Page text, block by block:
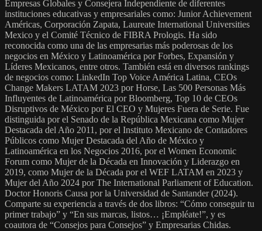
Empresas Globales y Consejera Independiente de diferentes
instituciones educativas y empresariales como: Junior Achievement
Américas, Corporación Zapata, Laureate International Universities
Mexico y el Comité Técnico de FIBRA Prologis. Ha sido
reconocida como una de las empresarias más poderosas de los
negocios en México y Latinoamérica por Forbes, Expansión y
Líderes Mexicanos, entre otros. También está en diversos rankings
de negocios como: LinkedIn Top Voice América Latina, CEOs
Change Makers LATAM 2023 por Horse, Las 500 Personas Más
Influyentes de Latinoamérica por Bloomberg, Top 10 de CEOs
Disruptivos de México por El CEO y Mujeres Fuera de Serie. Fue
distinguida por el Senado de la República Mexicana como Mujer
Destacada del Año 2011, por el Instituto Mexicano de Contadores
Públicos como Mujer Destacada del Año de México y
Latinoamérica en los Negocios 2016, por el Women Economic
Forum como Mujer de la Década en Innovación y Liderazgo en
2019, como Mujer de la Década por el WEF LATAM en 2023 y
Mujer del Año 2024 por The International Parliament of Education.
Doctor Honoris Causa por la Universidad de Santander (2024).
Comparte su experiencia a través de dos libros: “Cómo conseguir tu
primer trabajo” y “En sus marcas, listos… ¡Empléate!”, y es
coautora de “Consejos para Consejos” y Empresarias Chidas.